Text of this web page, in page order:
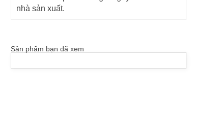
nhà sản xuất.
Sản phẩm bạn đã xem